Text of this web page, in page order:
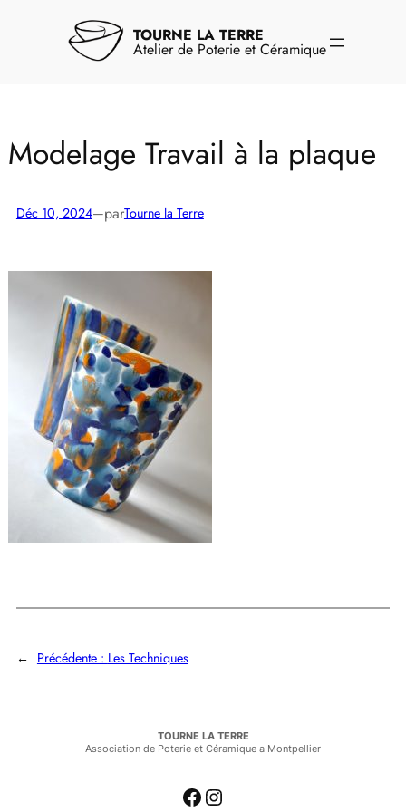
TOURNE LA TERRE
Atelier de Poterie et Céramique
Modelage Travail à la plaque
Déc 10, 2024—parTourne la Terre
← Précédente : Les Techniques
TOURNE LA TERRE
Association de Poterie et Céramique a Montpellier
Facebook Instagram